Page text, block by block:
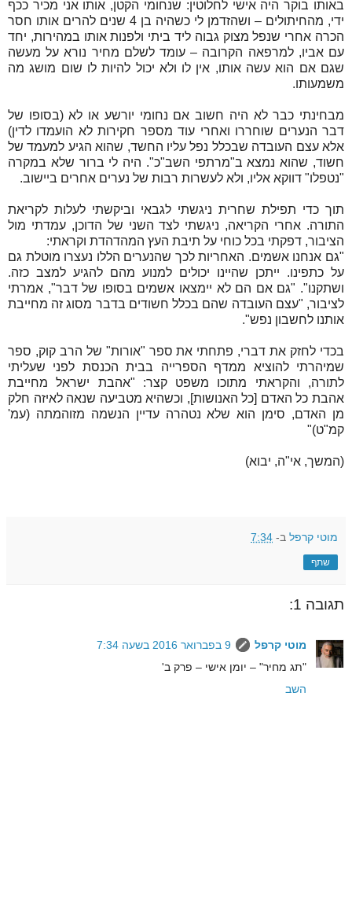
באותו בוקר היה אישי לחלוטין: שנחומי הקטן, אותו אני מכיר ככף
ידי, מהחיתולים – ושהזדמן לי כשהיה בן 4 שנים להרים אותו חסר
הכרה אחרי שנפל מצוק גבוה ליד ביתי ולפנות אותו במהירות, יחד
עם אביו, למרפאה הקרובה – עומד לשלם מחיר נורא על מעשה
שגם אם הוא עשה אותו, אין לו ולא יכול להיות לו שום מושג מה
משמעותו.
מבחינתי כבר לא היה חשוב אם נחומי יורשע או לא (בסופו של
דבר הנערים שוחררו ואחרי עוד מספר חקירות לא הועמדו לדין)
אלא עצם העובדה שבכלל נפל עליו החשד, שהוא הגיע למעמד של
חשוד, שהוא נמצא ב"מרתפי השב"כ". היה לי ברור שלא במקרה
"נטפלו" דווקא אליו, ולא לעשרות רבות של נערים אחרים ביישוב.
תוך כדי תפילת שחרית ניגשתי לגבאי וביקשתי לעלות לקריאת
התורה. אחרי הקריאה, ניגשתי לצד השני של הדוכן, עמדתי מול
הציבור, דפקתי בכל כוחי על תיבת העץ המהדהדת וקראתי:
"גם אנחנו אשמים. האחריות לכך שהנערים הללו נעצרו מוטלת גם
על כתפינו. ייתכן שהיינו יכולים למנוע מהם להגיע למצב כזה.
ושתקנו". "גם אם הם לא יימצאו אשמים בסופו של דבר", אמרתי
לציבור, "עצם העובדה שהם בכלל חשודים בדבר מסוג זה מחייבת
אותנו לחשבון נפש".
בכדי לחזק את דברי, פתחתי את ספר "אורות" של הרב קוק, ספר
שמיהרתי להוציא ממדף הספרייה בבית הכנסת לפני שעליתי
לתורה, והקראתי מתוכו משפט קצר: "אהבת ישראל מחייבת
אהבת כל האדם [כל האנושות], וכשהיא מטביעה שנאה לאיזה חלק
מן האדם, סימן הוא שלא נטהרה עדיין הנשמה מזוהמתה (עמ'
קמ"ט)"
(המשך, אי"ה, יבוא)
מוטי קרפל ב- 7:34
שתף
תגובה 1:
מוטי קרפל
9 בפברואר 2016 בשעה 7:34
"תג מחיר" – יומן אישי – פרק ב'
השב